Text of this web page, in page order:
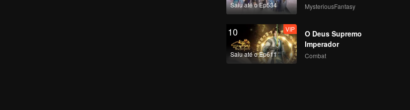
Saiu até o Ep534 MysteriousFantasy
10
Saiu até o Ep611
VIP
O Deus Supremo
Imperador
Combat